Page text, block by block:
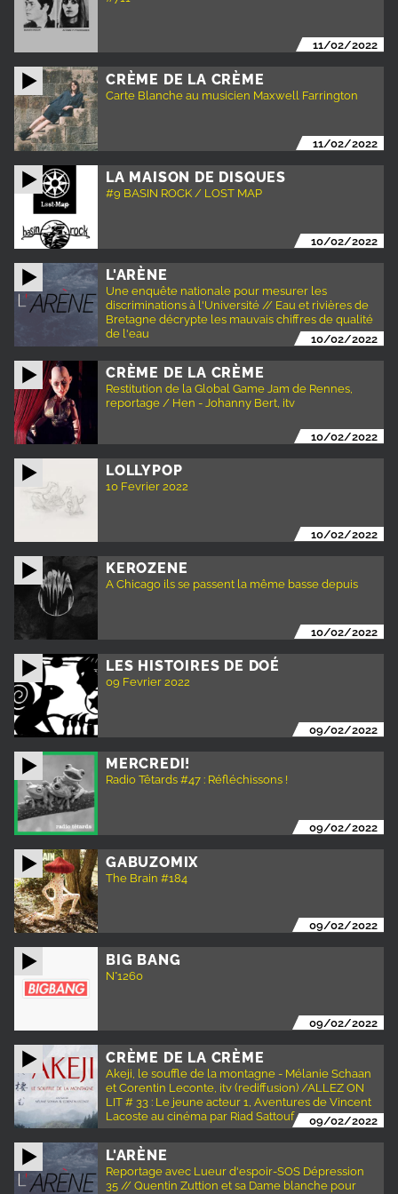
11/02/2022
CRÈME DE LA CRÈME
Carte Blanche au musicien Maxwell Farrington
11/02/2022
LA MAISON DE DISQUES
#9 BASIN ROCK / LOST MAP
10/02/2022
L'ARÈNE
Une enquête nationale pour mesurer les
discriminations à l'Université // Eau et rivières de
Bretagne décrypte les mauvais chiffres de qualité
de l'eau
10/02/2022
CRÈME DE LA CRÈME
Restitution de la Global Game Jam de Rennes,
reportage / Hen - Johanny Bert, itv
10/02/2022
LOLLYPOP
10 Fevrier 2022
10/02/2022
KEROZENE
A Chicago ils se passent la même basse depuis
10/02/2022
LES HISTOIRES DE DOÉ
09 Fevrier 2022
09/02/2022
MERCREDI!
Radio Têtards #47 : Réfléchissons !
09/02/2022
GABUZOMIX
The Brain #184
09/02/2022
BIG BANG
N°1260
09/02/2022
CRÈME DE LA CRÈME
Akeji, le souffle de la montagne - Mélanie Schaan
et Corentin Leconte, itv (rediffusion) /ALLEZ ON
LIT # 33 : Le jeune acteur 1, Aventures de Vincent
Lacoste au cinéma par Riad Sattouf
09/02/2022
L'ARÈNE
Reportage avec Lueur d'espoir-SOS Dépression
35 // Quentin Zuttion et sa Dame blanche pour